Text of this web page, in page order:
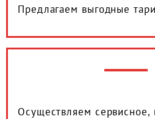
Предлагаем выгодные
Осуществляем сервисное,